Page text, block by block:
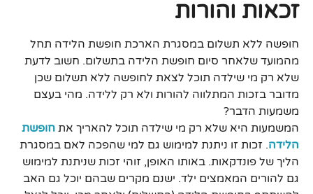
זכאות והורות
חופשה ללא תשלום במסגרת הארכת חופשת הלידה תחל
מהמועד שלאחר סיום חופשת הלידה בתשלום. חשוב לדעת
שלא רק מי שילדה תוכל לצאת לחופשה ללא תשלום שכן
מדובר בזכות המתלווה להורות ולא רק ללידה. מהי בעצם
משמעות הדבר?
המשמעות היא שלא רק מי שילדה תוכל להאריך את חופשת
הלידה. זכות זו ניתנת למימוש גם למי שהפכה לאם במסגרת
הליך של פונדקאות. באותו האופן, זוהי זכות שניתנת למימוש
גם להורים המאמצים ילד. ישנם מקרים שבהם יוכל גם האב